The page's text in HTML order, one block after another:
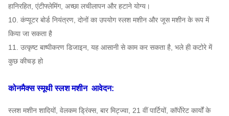
हानिरहित, एंटीफ्लेमिंग, अच्छा लचीलापन और हटाने योग्य।
10. कंप्यूटर बोर्ड नियंत्रण, दोनों का उपयोग स्लश मशीन और जूस मशीन के रूप में
किया जा सकता है
11. उत्कृष्ट बाष्पीकरण डिजाइन, यह आसानी से काम कर सकता है, भले ही कटोरे में
कुछ कीचड़ हो
कोनमैक्स स्मूथी स्लश मशीन आवेदन:
स्लश मशीन शादियों, वेलकम ड्रिंक्स, बार मिट्ज्वा, 21 वीं पार्टियों, कॉर्पोरेट कार्यों के